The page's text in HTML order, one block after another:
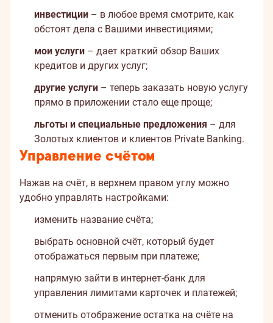
инвестиции – в любое время смотрите, как
обстоят дела с Вашими инвестициями;
мои услуги – дает краткий обзор Ваших
кредитов и других услуг;
другие услуги – теперь заказать новую услугу
прямо в приложении стало еще проще;
льготы и специальные предложения – для
Золотых клиентов и клиентов Private Banking.
Управление счётом
Нажав на счёт, в верхнем правом углу можно
удобно управлять настройками:
изменить название счёта;
выбрать основной счёт, который будет
отображаться первым при платеже;
напрямую зайти в интернет-банк для
управления лимитами карточек и платежей;
отменить отображение остатка на счёте на